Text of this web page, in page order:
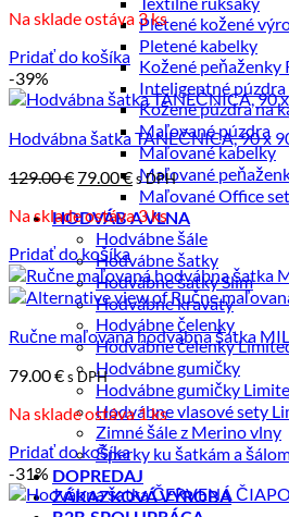
Pletené kožené
Pletené kabelky
Kožené peňaženky
Inteligentné púzdra
Kožené púzdra na
Maľované púzdra
Maľované kabelky
Maľované
Maľované Office
HODVÁB A VLNA
Hodvábne šále
Hodvábne šatky
Hodvábne šatky Slim
Hodvábne kravaty
Hodvábne čelenky
Hodvábne čelenky
Hodvábne gumičky
Hodvábne gumičky
Hodvábne vlasové sety
Zimné šále z Merino vlny
Šperky ku šatkám a
DOPREDAJ
ZÁKAZKOVÁ VÝROBA
bola:
105.00 €.
je:
75.00 €.
Na sklade ostáva 3 ks
Pridať do košíka
-39%
Hodvábna šatka TANEČNICA, 90 x
129.00€Pôvodná
bola:
129.00 €.
79.00€Aktuálna
cena
je:
79.00 €.
s DPH
Na sklade ostáva 3 ks
Pridať do košíka
Ručne maľovaná hodvábna šatka
79.00€s DPH
Na sklade ostáva 1 ks
Pridať do košíka
-31%